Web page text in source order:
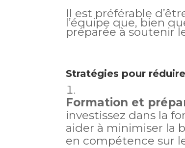
Il est préférable
l’équipe que, bien
préparée à soutenir
Stratégies pour
Formation et
investissez dans la
aider à minimiser la
en compétence sur